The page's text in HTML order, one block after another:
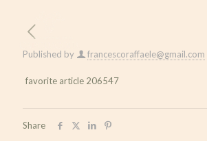
Published by francescoraffaele@gmail.com
favorite article 206547
Share